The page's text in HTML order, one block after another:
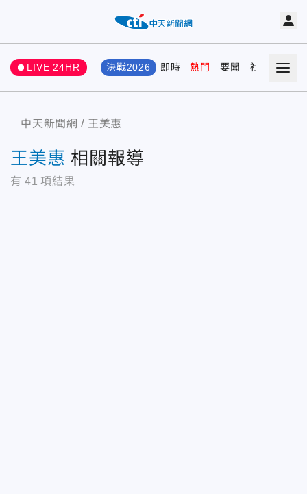
LIVE 24HR 決戰2026 即時 熱門 要聞 社會 娛樂
中天新聞網 王美惠
王美惠 相關報導
有 41 項結果